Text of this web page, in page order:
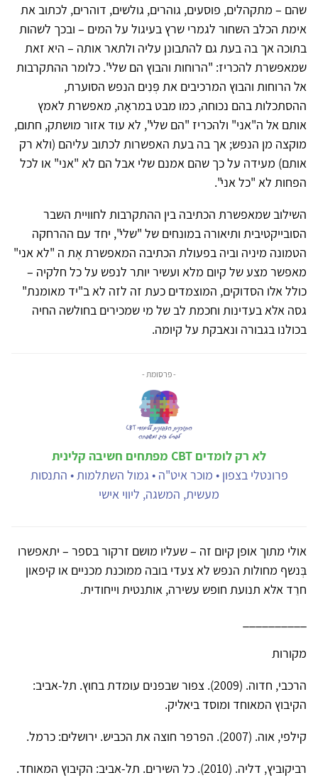
שהם – מתקהלים, פוסעים, גוהרים, גולשים, דוהרים, לכתוב את
אימת הכלב השחור לגמרי שרץ בעיגול על המים – ובכך לשהות
בתוכה אך בה בעת גם להתבונן עליה ולתאר אותה – היא זאת
שמאפשרת להכריז: "הרוחות והבוץ הם שלי". כלומר ההתקרבות
אל הרוחות והבוץ המרכיבים את פְּנִים הנפש הסוערת,
ההסתכלות בהם נכוחה, כמו מבט במראָה, מאפשרת לאמץ
אותם אל ה"אני" ולהכריז "הם שלי", לא עוד אזור מושתק, חתום,
מוקצה מן הנפש; אך בה בעת האפשרות לכתוב עליהם (ולא רק
אותם) מעידה על כך שהם אמנם שלי אבל הם לא "אני" או לכל
הפחות לא "כל אני".
השילוב שמאפשרת הכתיבה בין ההתקרבות לחוויית השבר
הסובייקטיבית ותיאורה במונחים של "שלי", יחד עם ההרחקה
הטמונה מיניה וביה בפעולת הכתיבה המאפשרת אֶת ה "לא אני"
מאפשר מצע של קיום מלא ועשיר יותר לנפש על כל חלקיה –
כולל אלו הסדוקים, המוצמדים כעת זה לזה לא ב"יד מאומנת"
גסה אלא בעדינות וחכמת לב של מי שמכירים בחולשה החיה
בכולנו בגבורה ונאבקת על קיומה.
- פרסומת -
לא רק לומדים CBT מפתחים חשיבה קלינית
פרונטלי בצפון • מוכר איט"ה • גמול השתלמות • התנסות
מעשית, המשגה, ליווי אישי
אולי מתוך אופן קיום זה – שעליו מושם זרקור בספר – יתאפשרו
בְּנשף מחולות הנפש לא צעדי בובה ממוכנת מכניים או קיפאון
חרֵד אלא תנועת חופש עשירה, אותנטית וייחודית.
מקורות
הרכבי, חדוה. (2009). צפור שבפנים עומדת בחוץ. תל-אביב:
הקיבוץ המאוחד ומוסד ביאליק.
קילפי, אוה. (2007). הפרפר חוצה את הכביש. ירושלים: כרמל.
רביקוביץ, דליה. (2010). כל השירים. תל-אביב: הקיבוץ המאוחד.